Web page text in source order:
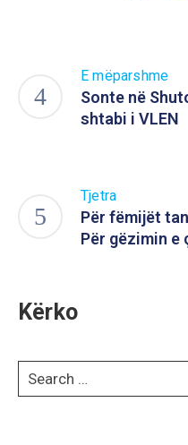
E mëparshme
Sonte në
shtabi i VLEN
Tjetra
Për fëmijët
Për gëzimin e
Kërko